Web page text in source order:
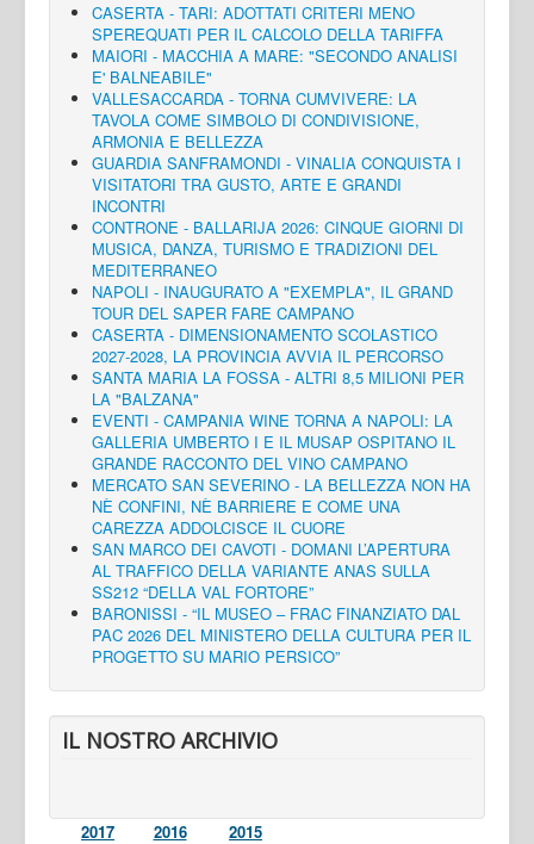
CASERTA - TARI: ADOTTATI CRITERI MENO
SPEREQUATI PER IL CALCOLO DELLA TARIFFA
MAIORI - MACCHIA A MARE: "SECONDO ANALISI
E' BALNEABILE"
VALLESACCARDA - TORNA CUMVIVERE: LA
TAVOLA COME SIMBOLO DI CONDIVISIONE,
ARMONIA E BELLEZZA
GUARDIA SANFRAMONDI - VINALIA CONQUISTA I
VISITATORI TRA GUSTO, ARTE E GRANDI
INCONTRI
CONTRONE - BALLARIJA 2026: CINQUE GIORNI DI
MUSICA, DANZA, TURISMO E TRADIZIONI DEL
MEDITERRANEO
NAPOLI - INAUGURATO A "EXEMPLA", IL GRAND
TOUR DEL SAPER FARE CAMPANO
CASERTA - DIMENSIONAMENTO SCOLASTICO
2027-2028, LA PROVINCIA AVVIA IL PERCORSO
SANTA MARIA LA FOSSA - ALTRI 8,5 MILIONI PER
LA "BALZANA"
EVENTI - CAMPANIA WINE TORNA A NAPOLI: LA
GALLERIA UMBERTO I E IL MUSAP OSPITANO IL
GRANDE RACCONTO DEL VINO CAMPANO
MERCATO SAN SEVERINO - LA BELLEZZA NON HA
NÈ CONFINI, NÈ BARRIERE E COME UNA
CAREZZA ADDOLCISCE IL CUORE
SAN MARCO DEI CAVOTI - DOMANI L’APERTURA
AL TRAFFICO DELLA VARIANTE ANAS SULLA
SS212 “DELLA VAL FORTORE”
BARONISSI - “IL MUSEO – FRAC FINANZIATO DAL
PAC 2026 DEL MINISTERO DELLA CULTURA PER IL
PROGETTO SU MARIO PERSICO”
IL NOSTRO ARCHIVIO
2017 2016 2015